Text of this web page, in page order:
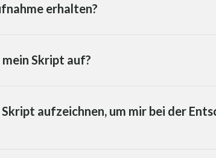
erhalten?
Skript auf?
aufzeichnen, um mir bei der